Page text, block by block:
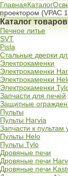
ГлавнаяКаталог
проектором (VPAC
Каталог товаров
Печное литье
SVT
Pisla
Стальные дверки
Электрокаменки
Электрокаменки
Электрокаменки
Электрокаменки
Запчасти для печей
Защитные
Пульты
Пульты Harvia
Запчасти к пультам
Пульты Helo
Пульты Tylo
Дровяные печи
Дровяные печи
Дровяные печи